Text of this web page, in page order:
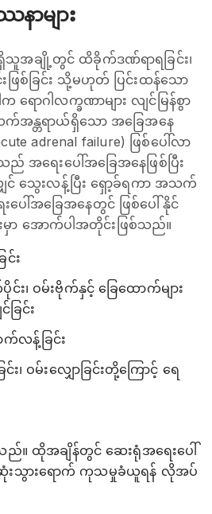
ာများ
သူအချို့တွင် ထိခိုက်ဒဏ်ရာရခြင်း၊
ဖြစ်ခြင်း သို့မဟုတ် ပြင်းထန်သော
ောဂါလက္ခဏာများ လျင်မြန်စွာ
က်အန္တရာယ်ရှိသော အခြေအနေ
adrenal failure) ဖြစ်ပေါ်လာ
အ‌ရေးပေါ်အခြေအနေဖြစ်ပြီး
င် သွေးလန့်ပြီး ရှော့ခ်ရကာ အသက်
ါ်အခြေအနေတွင် ဖြစ်ပေါ်နိုင်
မှာ အောက်ပါအတိုင်းဖြစ်သည်။
င်း
၊ ဝမ်းဗိုက်နှင့် ခြေထောက်များ
ခြင်း
ာက်လန့်ခြင်း
၊ ဝမ်းလျှောခြင်းတို့ကြောင့် ရေ
။ ထိုအချိန်တွင် ဆေးရုံအရေးပေါ်
းသွားရောက် ကုသမှုခံယူရန် လိုအပ်